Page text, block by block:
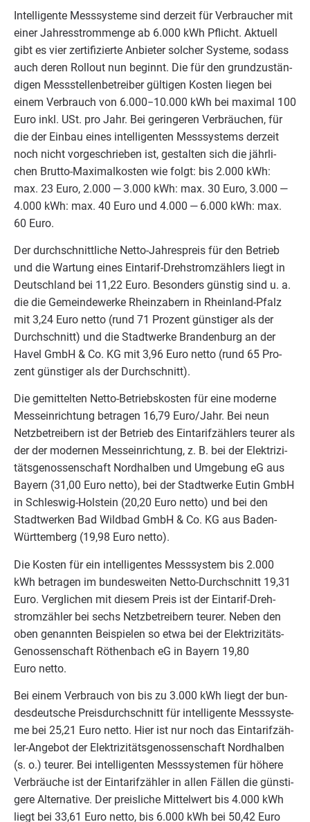
Intel­li­gen­te Mess­sys­te­me sind der­zeit für Ver­brau­cher mit
einer Jah­res­strom­men­ge ab 6.000 kWh Pflicht. Aktu­ell
gibt es vier zer­ti­fi­zier­te Anbie­ter sol­cher Sys­te­me, sodass
auch deren Roll­out nun beginnt. Die für den grund­zu­stän­
di­gen Mess­stel­len­be­trei­ber gül­ti­gen Kos­ten lie­gen bei
einem Ver­brauch von 6.000−10.000 kWh bei maxi­mal 100
Euro inkl. USt. pro Jahr. Bei gerin­ge­ren Ver­bräu­chen, für
die der Ein­bau eines intel­li­gen­ten Mess­sys­tems der­zeit
noch nicht vor­ge­schrie­ben ist, gestal­ten sich die jähr­li­
chen Brut­to-Maxi­mal­kos­ten wie folgt: bis 2.000 kWh:
max. 23 Euro, 2.000 —3.000 kWh: max. 30 Euro, 3.000 —
4.000 kWh: max. 40 Euro und 4.000 — 6.000 kWh: max.
60 Euro.
Der durch­schnitt­li­che Net­to-Jah­res­preis für den Betrieb
und die War­tung eines Ein­ta­rif-Dreh­strom­zäh­lers liegt in
Deutsch­land bei 11 ,22 Euro. Beson­ders güns­tig sind u. a.
die die Gemein­de­wer­ke Rheinz­abern in Rhein­land-Pfalz
mit 3,24 Euro net­to (rund 71 Pro­zent güns­ti­ger als der
Durch­schnitt) und die Stadt­wer­ke Bran­den­burg an der
Havel GmbH & Co. KG mit 3,96 Euro net­to (rund 65 Pro­
zent güns­ti­ger als der Durchschnitt).
Die gemit­tel­ten Net­to-Betriebs­kos­ten für eine moder­ne
Mess­ein­rich­tung betra­gen 16,79 Euro/​Jahr. Bei neun
Netz­be­trei­bern ist der Betrieb des Ein­ta­rif­zäh­lers teu­rer als
der der moder­nen Mess­ein­rich­tung, z. B. bei der Elek­tri­zi­
täts­ge­nos­sen­schaft Nord­hal­ben und Umge­bung eG aus
Bay­ern (31 ,00 Euro net­to), bei der Stadt­wer­ke Eutin GmbH
in Schles­wig-Hol­stein (20,20 Euro net­to) und bei den
Stadt­wer­ken Bad Wild­bad GmbH & Co. KG aus Baden-
Würt­tem­berg (19,98 Euro netto).
Die Kos­ten für ein intel­li­gen­tes Mess­sys­tem bis 2.000
kWh betra­gen im bun­des­wei­ten Net­to-Durch­schnitt 19,31
Euro. Ver­gli­chen mit die­sem Preis ist der Ein­ta­rif-Dreh­
strom­zäh­ler bei sechs Netz­be­trei­bern teu­rer. Neben den
oben genann­ten Bei­spie­len so etwa bei der Elek­tri­zi­täts-
Genos­sen­schaft Röthen­bach eG in Bay­ern 19,80
Euro netto.
Bei einem Ver­brauch von bis zu 3.000 kWh liegt der bun­
des­deut­sche Preis­durch­schnitt für intel­li­gen­te Mess­sys­te­
me bei 25,21 Euro net­to. Hier ist nur noch das Ein­ta­rif­zäh­
ler-Ange­bot der Elek­tri­zi­täts­ge­nos­sen­schaft Nord­hal­ben
(s. o.) teu­rer. Bei intel­li­gen­ten Mess­sys­te­men für höhe­re
Ver­bräu­che ist der Ein­ta­rif­zäh­ler in allen Fäl­len die güns­ti­
ge­re Alter­na­ti­ve. Der preis­li­che Mit­tel­wert bis 4.000 kWh
liegt bei 33,61 Euro net­to, bis 6.000 kWh bei 50,42 Euro